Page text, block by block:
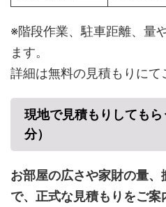
※階段作業、駐車距離、量
ます。
詳細は無料の見積もりにて
現地で見積もりしても
分）
お部屋の広さや家財の量、
で、正式な見積もりをご案